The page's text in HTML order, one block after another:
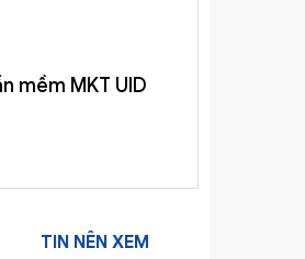
mềm MKT UID
TIN NÊN XEM